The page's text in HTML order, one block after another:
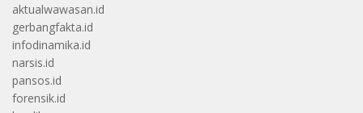
aktualwawasan.id
gerbangfakta.id
infodinamika.id
narsis.id
pansos.id
forensik.id